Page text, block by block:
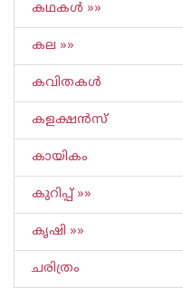
കഥകള്‍ »»
കല »»
കവിതകള്‍
കളക്ഷന്‍സ്
കായികം
കുറിപ്പ്‌ »»
കൃഷി »»
ചരിത്രം